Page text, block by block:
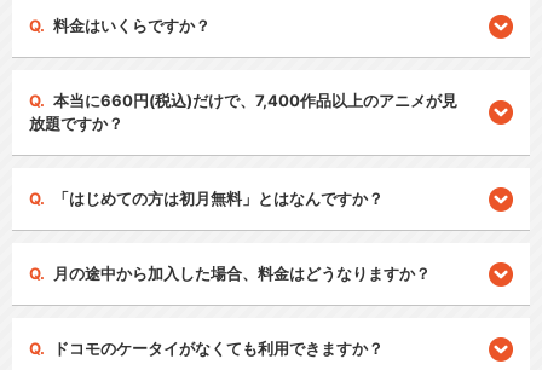
料金はいくらですか？
本当に660円(税込)だけで、7,400作品以上のアニメが見
放題ですか？
「はじめての方は初月無料」とはなんですか？
月の途中から加入した場合、料金はどうなりますか？
ドコモのケータイがなくても利用できますか？